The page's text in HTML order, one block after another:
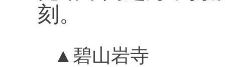
刻。
▲ 碧山岩寺